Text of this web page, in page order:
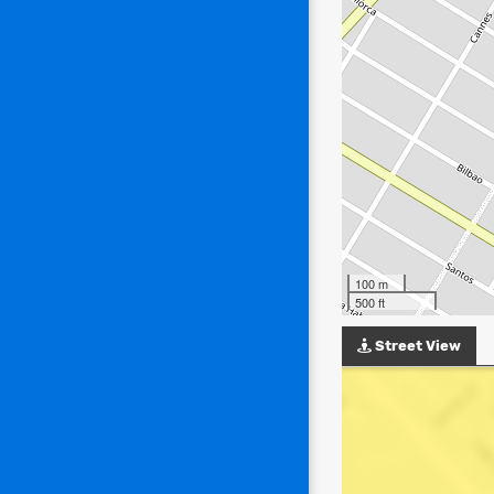
100 m
500 ft
Street View